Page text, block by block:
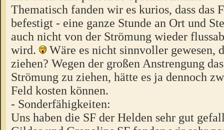
Thematisch fanden wir es kurios, dass das
befestigt - eine ganze Stunde an Ort und
auch nicht von der Strömung wieder
wird.
Wäre es nicht sinnvoller gewesen,
ziehen? Wegen der großen Anstrengung
Strömung zu ziehen, hätte es ja dennoch
Feld kosten können.
- Sonderfähigkeiten:
Uns haben die SF der Helden sehr gut